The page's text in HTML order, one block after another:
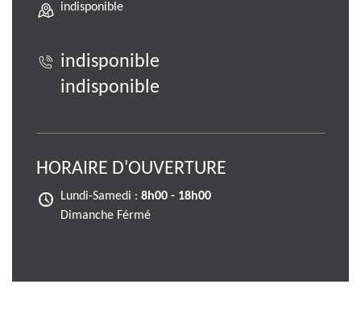
indisponible
indisponible
indisponible
HORAIRE D'OUVERTURE
Lundi-Samedi : 8h00 - 18h00
Dimanche Férmé